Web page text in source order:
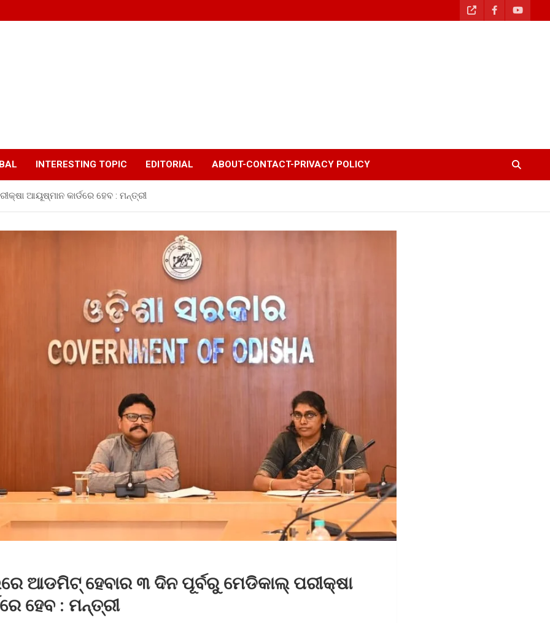
INTERESTING TOPIC EDITORIAL ABOUT-CONTACT-PRIVACY POLICY
ଆୟୂଷ୍ମାନ କାର୍ଡରେ ହେବ : ମନ୍ତ୍ରୀ
ଆଡମିଟ୍‌ ହେବାର ୩ ଦିନ ପୂର୍ବରୁ ମେଡିକାଲ୍‌ ପରୀକ୍ଷା
ହେବ : ମନ୍ତ୍ରୀ